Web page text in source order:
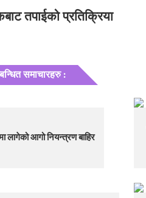
तपाईको प्रतिक्रिया
समाचारहरु :
लागेको आगो नियन्त्रण बाहिर